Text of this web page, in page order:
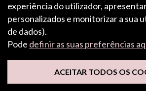
Aceitamos Apple Pay, Google Pay,
experiência do utilizador,
personalizados e monitorizar a sua
de dados).
Pode definir as suas preferências
ACEITAR TODOS OS